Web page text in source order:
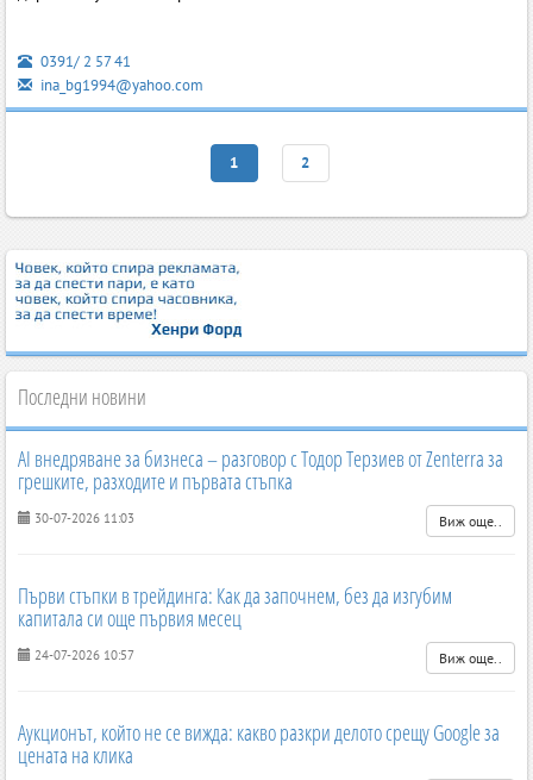
0391/ 2 57 41
ina_bg1994@yahoo.com
1 2
Последни новини
AI внедряване за бизнеса – разговор с Тодор Терзиев от Zenterra за
грешките, разходите и първата стъпка
30-07-2026 11:03 Виж още..
Първи стъпки в трейдинга: Как да започнем, без да изгубим
капитала си още първия месец
24-07-2026 10:57 Виж още..
Аукционът, който не се вижда: какво разкри делото срещу Google за
цената на клика